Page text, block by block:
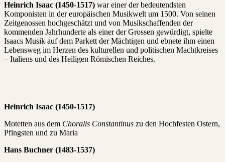
Heinrich Isaac (1450-1517) war einer der bedeutendsten
Komponisten in der europäischen Musikwelt um 1500. Von seinen
Zeitgenossen hochgeschätzt und von Musikschaffenden der
kommenden Jahrhunderte als einer der Grossen gewürdigt, spielte
Isaacs Musik auf dem Parkett der Mächtigen und ebnete ihm einen
Lebensweg im Herzen des kulturellen und politischen Machtkreises
– Italiens und des Heiligen Römischen Reiches.
Heinrich Isaac (1450-1517)
Motetten aus dem Choralis Constantinus zu den Hochfesten Ostern,
Pfingsten und zu Maria
Hans Buchner (1483-1537)